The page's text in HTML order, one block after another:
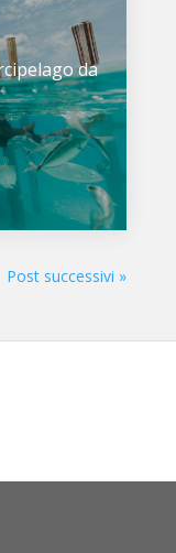
da
Post successivi »